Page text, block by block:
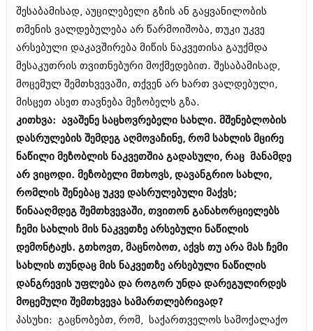
გვარები
თემიდას სასწორი
იუმორი
კალეიდოსკოპი
ჰოროსკოპი და შეუცნობელი
კრიმინალი
რომანი და დეტექტივი
სახალისო ამბები
შოუბიზნესი
დაიჯესტი
ქალი და მამაკაცი
ისტორია
სხვადასხვა
კალეიდოსკოპი
ჰოროსკოპი და შეუცნობელი
კრიმინალი
რომანი და დეტექტივი
სახალისო ამბები
შოუბიზნესი
დაიჯესტი
ქალი და მამაკაცი
ისტორია
სხვადასხვა
ანონსი
შესაბამისად, აუცილებელი გზის ან გაყვანილობის
თმენის ვალდებულება არ წარმოიშობა, თუკი უკვე
არსებული დაკავშირება მიწის ნაკვეთისა გაუქმდა
მესაკუთრის თვითნებური მოქმედებით. შესაბამისად,
მოცემულ შემთხვევაში, თქვენ არ ხართ ვალდებული,
მისცეთ ასეთ თავნება მეზობელს გზა.
კითხვა: ავაშენე საცხოვრებელი სახლი. მშენებლობის
დასრულების შემდეგ აღმოვაჩინე, რომ სახლის მცირე
ნაწილი მეზობლის ნაკვეთშია გადასული, რაც მანამდე
არ ვიცოდი. მეზობელი მთხოვს, დავანგრიო სახლი,
რომლის შენებაც უკვე დასრულებული მაქვს;
წინააღმდეგ შემთხვევაში, თვითონ განახორციელებს
ჩემი სახლის მის ნაკვეთზე არსებული ნაწილის
დემონტაჟს. გთხოვთ, მაცნობოთ, აქვს თუ არა მას ჩემი
სახლის თუნდაც მის ნაკვეთზე არსებული ნაწილის
დანგრევის უფლება და როგორ უნდა დარეგულირდეს
მოცემული შემთხვევა სამართლებრივად?
პასუხი: გაცნობებთ, რომ, საქართველოს სამოქალაქო